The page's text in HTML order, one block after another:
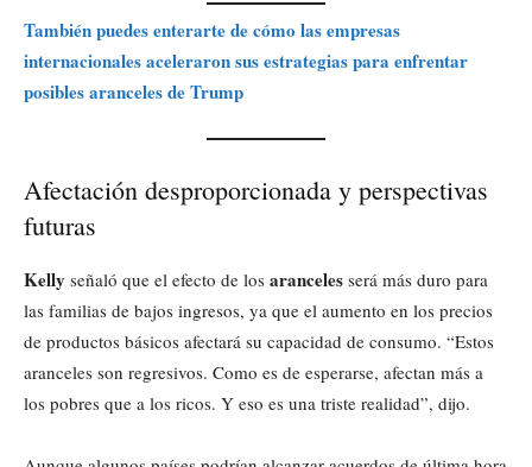
También puedes enterarte de cómo las empresas
internacionales aceleraron sus estrategias para enfrentar
posibles aranceles de Trump
Afectación desproporcionada y perspectivas
futuras
Kelly señaló que el efecto de los aranceles será más duro para
las familias de bajos ingresos, ya que el aumento en los precios
de productos básicos afectará su capacidad de consumo. “Estos
aranceles son regresivos. Como es de esperarse, afectan más a
los pobres que a los ricos. Y eso es una triste realidad”, dijo.